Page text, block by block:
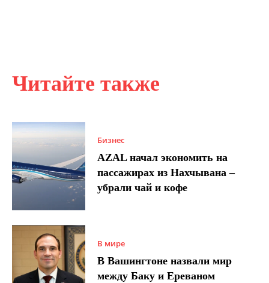
Читайте также
Бизнес
AZAL начал экономить на
пассажирах из Нахчывана –
убрали чай и кофе
В мире
В Вашингтоне назвали мир
между Баку и Ереваном